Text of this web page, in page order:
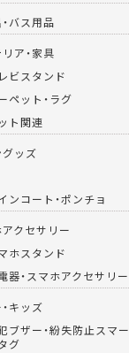
バス用品
ア・家具
ビスタンド
ペット・ラグ
ト関連
グッズ
ンコート・ポンチョ
クセサリー
ホスタンド
器・スマホアクセサリー
キッズ
ブザー・紛失防止スマー
グ